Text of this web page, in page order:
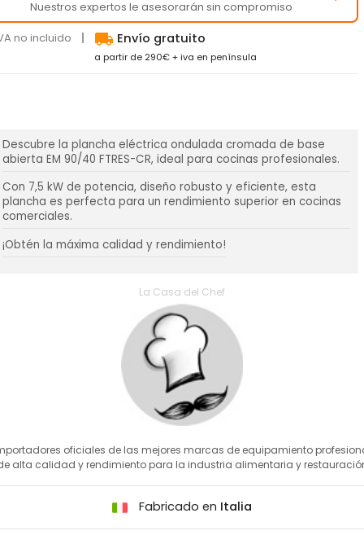
Nuestros expertos le asesorarán sin compromiso
no incluido local_shipping Envío gratuito
a partir de 290€ + iva en península
Descubre la plancha eléctrica ondulada cromada de base
abierta EM 90/40 FTRES-CR, ideal para cocinas profesionales.
Con 7,5 kW de potencia, diseño robusto y eficiente, esta
plancha es perfecta para un rendimiento superior en cocinas
comerciales.
¡Obtén la máxima calidad y rendimiento!
La Casa del Chef
oficiales de las mejores marcas de equipamiento
alta calidad y rendimiento para la industria alimentaria y
Fabricado en Italia